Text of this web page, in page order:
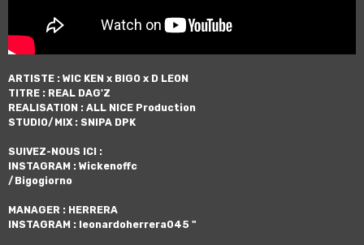
ARTISTE : WIC KEN x BIGO x D LEON
TITRE : REAL DAG'Z
REALISATION : ALL NICE Production
STUDIO/MIX : SNIPA DPK
SUIVEZ-NOUS ICI :
INSTAGRAM : Wickenoffc
/Bigogiorno
MANAGER : HERRERA
INSTAGRAM : leonardoherrera045 "